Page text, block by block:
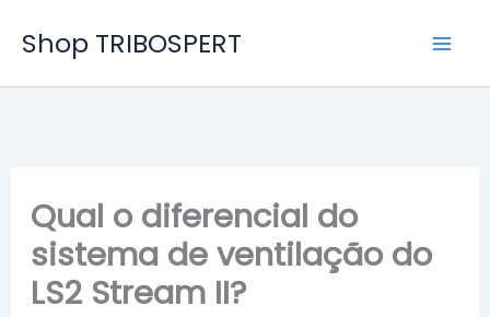
para
o
Shop TRIBOSPERT
Qual o diferencial do
sistema de ventilação do
LS2 Stream II?